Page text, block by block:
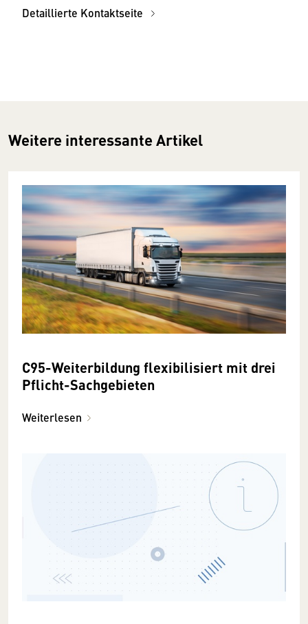
Detaillierte Kontaktseite
Weitere interessante Artikel
C95-Weiterbildung flexibilisiert mit drei
Pflicht-Sachgebieten
Weiterlesen